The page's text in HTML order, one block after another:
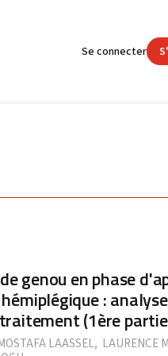
Se connecter
genou en phase
:
(1ère
LAASSEL, LAURENCE